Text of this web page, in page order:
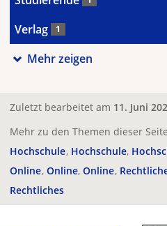
Verlag 1
Mehr zeigen
Zuletzt bearbeitet am 11. Juni
Mehr zu den Themen dieser
Hochschule Hochschule
Online Online Online
Rechtliches